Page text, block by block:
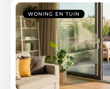
WONING EN TUIN